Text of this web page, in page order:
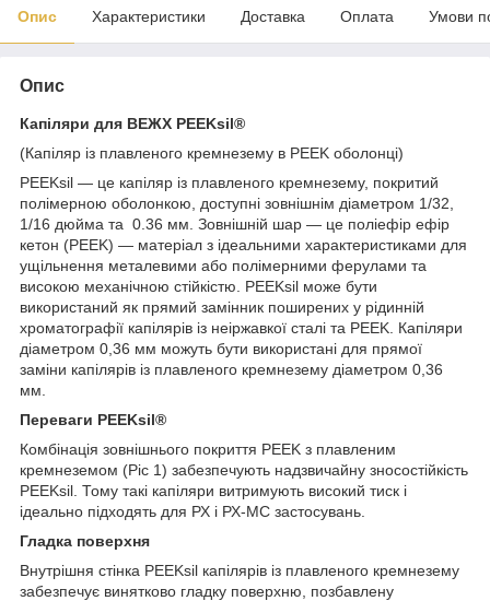
Опис Характеристики Доставка Оплата Умови
Опис
Капіляри для ВЕЖХ PEEKsil®
(Капіляр із плавленого кремнезему в PEEK оболонці)
PEEKsil — це капіляр із плавленого кремнезему, покритий
полімерною оболонкою, доступні зовнішнім діаметром 1/32,
1/16 дюйма та 0.36 мм. Зовнішній шар — це поліефір ефір
кетон (PEEK) — матеріал з ідеальними характеристиками для
ущільнення металевими або полімерними ферулами та
високою механічною стійкістю. PEEKsil може бути
використаний як прямий замінник поширених у рідинній
хроматографії капілярів із неіржавкої сталі та PEEK. Капіляри
діаметром 0,36 мм можуть бути використані для прямої
заміни капілярів із плавленого кремнезему діаметром 0,36
мм.
Переваги PEEKsil®
Комбінація зовнішнього покриття PEEK з плавленим
кремнеземом (Ріс 1) забезпечують надзвичайну зносостійкість
PEEKsil. Тому такі капіляри витримують високий тиск і
ідеально підходять для РХ і РХ-МС застосувань.
Гладка поверхня
Внутрішня стінка PEEKsil капілярів із плавленого кремнезему
забезпечує винятково гладку поверхню, позбавлену